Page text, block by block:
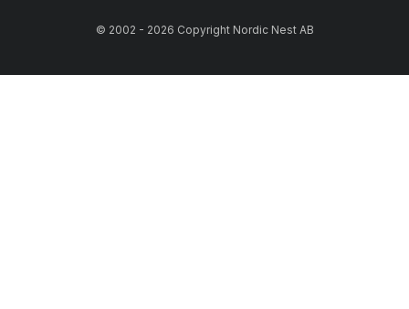
© 2002 - 2026 Copyright Nordic Nest AB